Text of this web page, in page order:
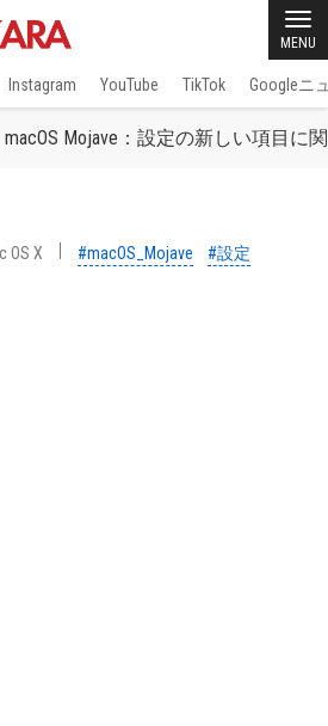
MENU
Instagram YouTube TikTok Googleニ
macOS Mojave：設定の新しい項目に
OS X #macOS_Mojave #設定